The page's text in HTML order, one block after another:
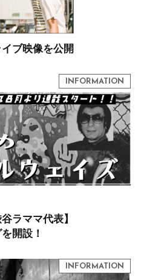
ブ映像を公開
ラママ代表】
開設！